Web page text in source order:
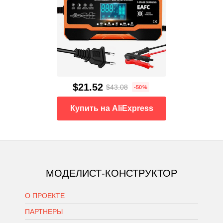
$21.52 $43.08 -50%
Купить на AliExpress
МОДЕЛИСТ-КОНСТРУКТОР
О ПРОЕКТЕ
ПАРТНЕРЫ